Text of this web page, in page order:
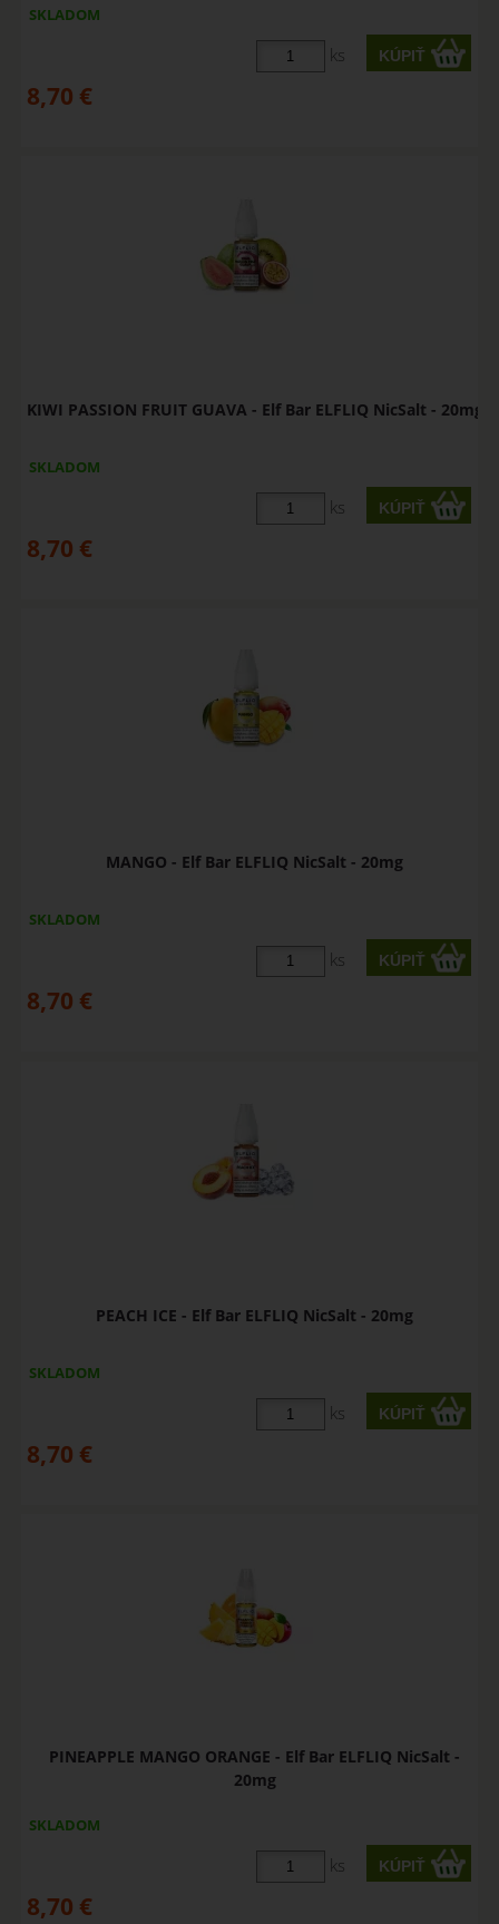
SKLADOM
ks
8,70 €
KIWI PASSION FRUIT GUAVA - Elf Bar ELFLIQ NicSalt - 20mg
SKLADOM
ks
8,70 €
MANGO - Elf Bar ELFLIQ NicSalt - 20mg
SKLADOM
ks
8,70 €
PEACH ICE - Elf Bar ELFLIQ NicSalt - 20mg
SKLADOM
ks
8,70 €
PINEAPPLE MANGO ORANGE - Elf Bar ELFLIQ NicSalt -
20mg
SKLADOM
ks
8,70 €